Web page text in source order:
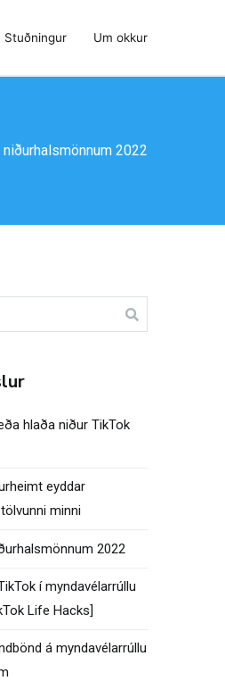
Stuðningur Um okkur
2022
hlaða niður TikTok
eyddar
minni
2022
í myndavélarrúllu
Life Hacks]
á myndavélarrúllu